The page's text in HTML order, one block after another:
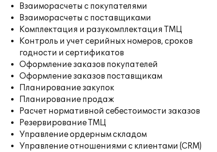
Взаиморасчеты с покупателями
Взаиморасчеты с поставщиками
Комплектация и разукомплектация ТМЦ
Контроль и учет серийных номеров, сроков
годности и сертификатов
Оформление заказов покупателей
Оформление заказов поставщикам
Планирование закупок
Планирование продаж
Расчет нормативной себестоимости заказов
Резервирование ТМЦ
Управление ордерным складом
Управление отношениями с клиентами (CRM)